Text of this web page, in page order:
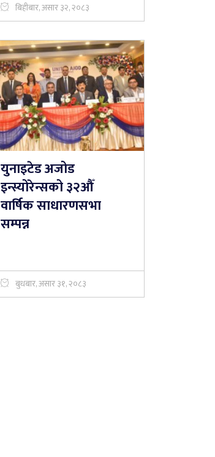
बिहीबार, असार ३२, २०८३
युनाइटेड अजोड
इन्स्योरेन्सको ३२औँ
वार्षिक साधारणसभा
सम्पन्न
बुधबार, असार ३१, २०८३